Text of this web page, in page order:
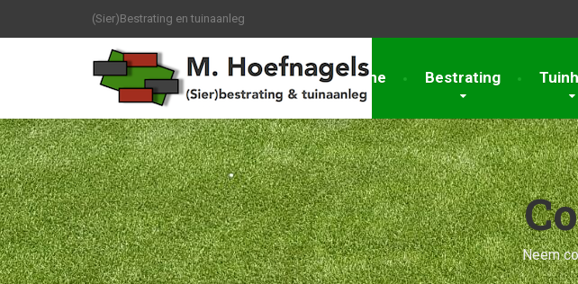
(Sier)Bestrating en tuinaanleg
Home Bestrating
Neem